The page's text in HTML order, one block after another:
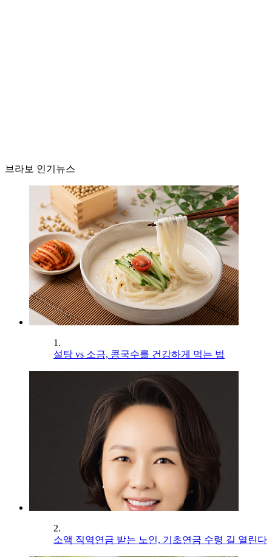
브라보 인기뉴스
1.
설탕 vs 소금, 콩국수를 건강하게 먹는 법
2.
소액 직역연금 받는 노인, 기초연금 수령 길 열린다